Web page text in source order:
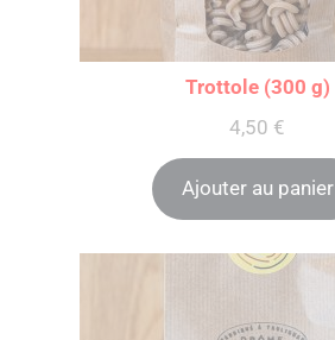
Trottole (300 g)
4,50 €
Ajouter au panier